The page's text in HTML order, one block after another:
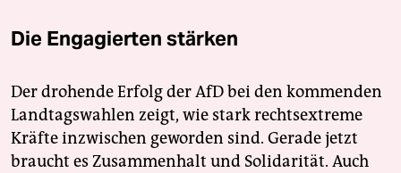
Die Engagierten stärken
Der drohende Erfolg der AfD bei den kommenden
Landtagswahlen zeigt, wie stark rechtsextreme
Kräfte inzwischen geworden sind. Gerade jetzt
braucht es Zusammenhalt und Solidarität. Auch